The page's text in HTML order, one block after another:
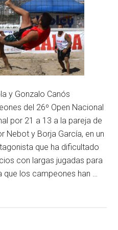
y Gonzalo Canós
del 26º Open Nacional
por 21 a 13 a la pareja de
Nebot y Borja García, en un
que ha dificultado
con largas jugadas para
que los campeones han …